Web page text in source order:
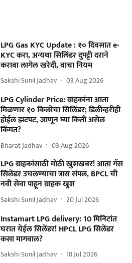
LPG Gas KYC Update : १० दिवसात e-
KYC करा, अन्यथा सिलिंडर दुपट्टी दराने
करावा लागेल खरेदी, वाचा नियम
Sakshi Sunil Jadhav 03 Aug 2026
LPG Cylinder Price: ग्राहकांना आता
मिळणार १० किलोचा सिलिंडर; डिलीव्हरीही
होईल झटपट, जाणून घ्या किती असेल
किंमत?
Bharat Jadhav 03 Aug 2026
LPG ग्राहकांसाठी मोठी खुशखबर! आता गॅस
सिलेंडर उचलण्याचा त्रास संपल, BPCL ची
नवी सेवा पाहून ग्राहक खुश
Sakshi Sunil Jadhav 20 Jul 2026
Instamart LPG delivery: 10 मिनिटांत
घरात येईल सिलेंडर! HPCL LPG सिलेंडर
कसा मागवाल?
Sakshi Sunil Jadhav 18 Jul 2026